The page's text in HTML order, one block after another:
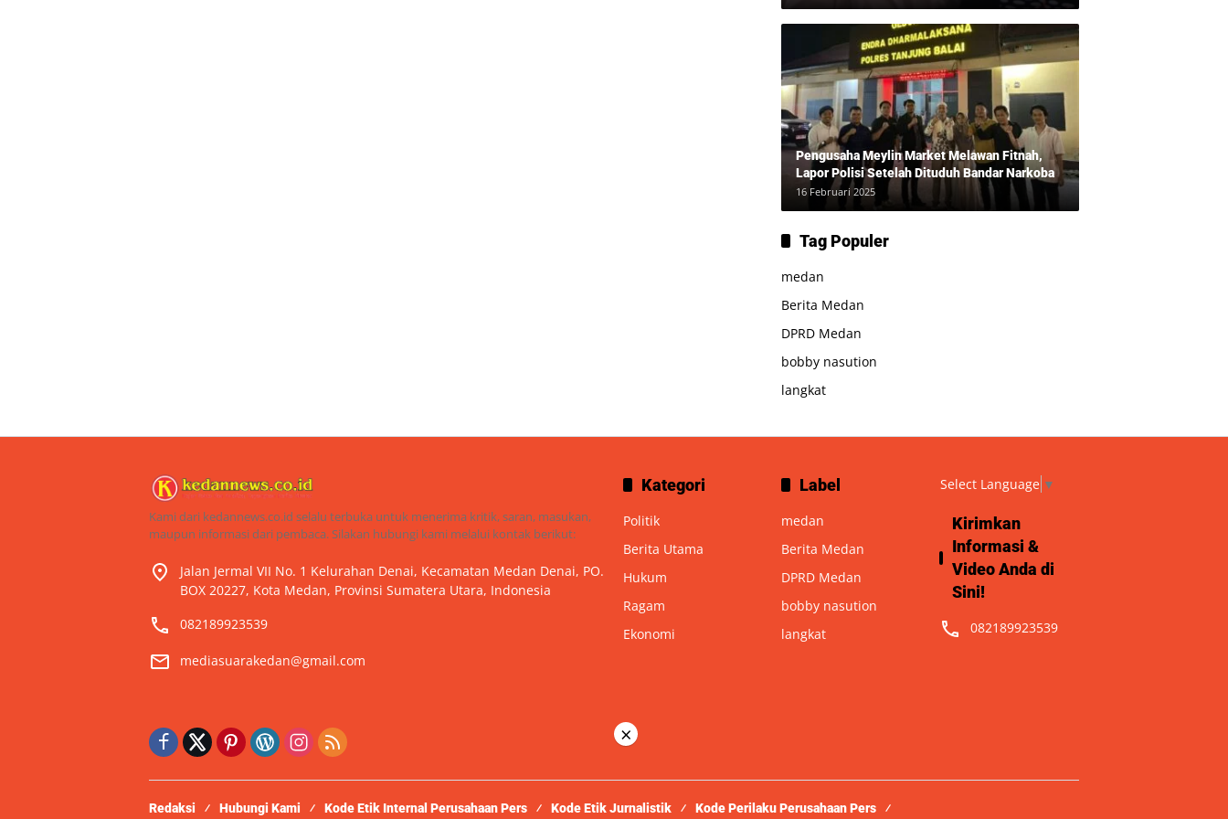
dan Bukan Bandar Narkoba!”
Pengusaha Meylin Market Melawan Fitnah,
Lapor Polisi Setelah Dituduh Bandar Narkoba
16 Februari 2025
Tag Populer
medan
Berita Medan
DPRD Medan
bobby nasution
langkat
Kami dari kedannews.co.id selalu terbuka untuk menerima kritik, saran, masukan,
maupun informasi dari pembaca. Silakan hubungi kami melalui kontak berikut:
Jalan Jermal VII No. 1 Kelurahan Denai, Kecamatan Medan Denai, PO.
BOX 20227, Kota Medan, Provinsi Sumatera Utara, Indonesia
082189923539
mediasuarakedan@gmail.com
Kategori
Politik
Berita Utama
Hukum
Ragam
Ekonomi
Label
medan
Berita Medan
DPRD Medan
bobby nasution
langkat
Select Language ▼
Kirimkan
Informasi &
Video Anda di
Sini!
082189923539
Redaksi Hubungi Kami Kode Etik Internal Perusahaan Pers Kode Etik Jurnalistik Kode Perilaku Perusahaan Pers
×